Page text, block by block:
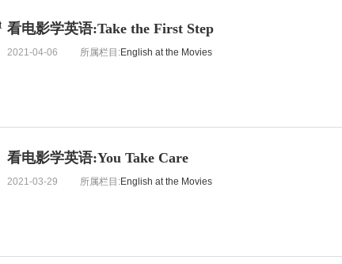
看电影学英语:Take the First Step
2021-04-06 所属栏目:English at the Movies
看电影学英语:You Take Care
2021-03-29 所属栏目:English at the Movies